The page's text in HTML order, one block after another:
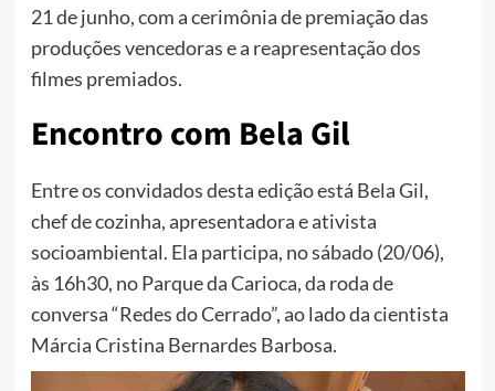
21 de junho, com a cerimônia de premiação das
produções vencedoras e a reapresentação dos
filmes premiados.
Encontro com Bela Gil
Entre os convidados desta edição está Bela Gil,
chef de cozinha, apresentadora e ativista
socioambiental. Ela participa, no sábado (20/06),
às 16h30, no Parque da Carioca, da roda de
conversa “Redes do Cerrado”, ao lado da cientista
Márcia Cristina Bernardes Barbosa.